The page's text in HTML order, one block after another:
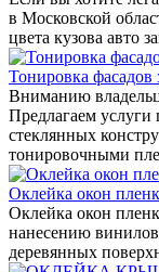
в Московской
цвета кузова авто
Тонировка фасадов
Вниманию
Предлагаем
стеклянных
тонировочными
Оклейка окон
Оклейка окон
нанесению
деревянных